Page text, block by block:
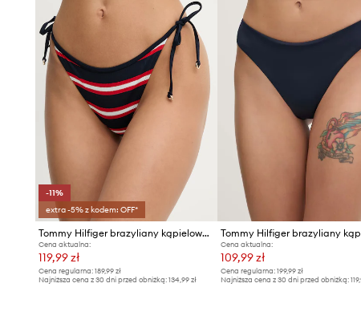
-11%
extra -5% z kodem: OFF*
Tommy Hilfiger brazyliany kąpielowe damskie
Cena aktualna:
119,99 zł
Cena regularna: 189,99 zł
Najniższa cena z 30 dni przed obniżką: 134,99 zł
Tommy Hilfiger brazyliany
Cena aktualna:
109,99 zł
Cena regularna:199,99 zł
Najniższa cena z 30 dni przed obniżką: